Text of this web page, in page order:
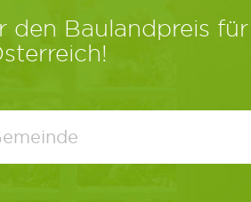
den Baulandpreis